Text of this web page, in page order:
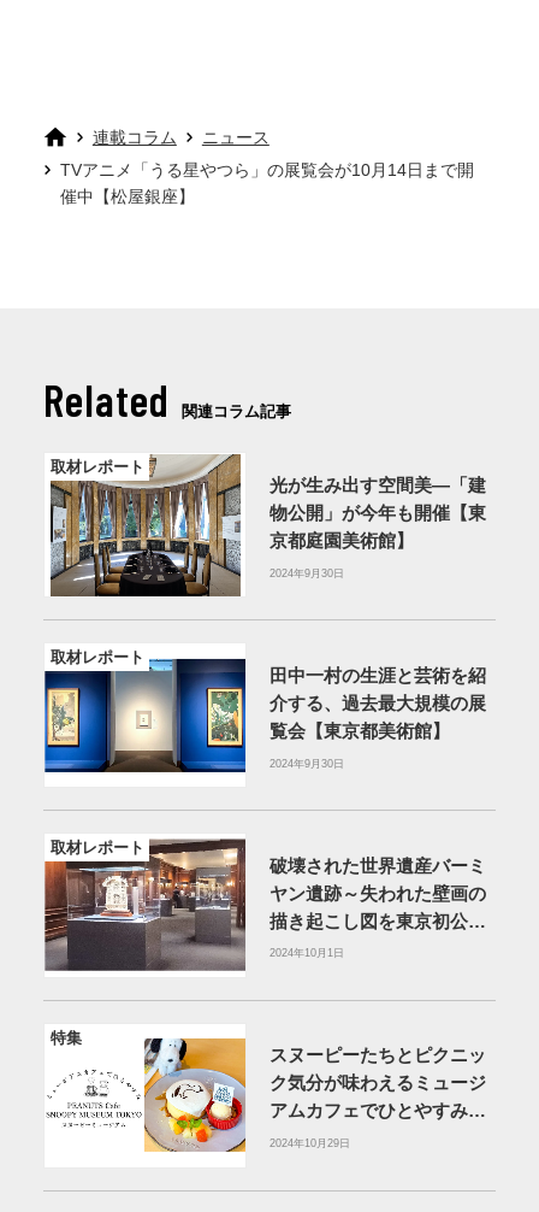
連載コラム
ニュース
TVアニメ「うる星やつら」の展覧会が10月14日まで開
催中【松屋銀座】
Related 関連コラム記事
取材レポート
光が生み出す空間美—「建
物公開」が今年も開催【東
京都庭園美術館】
2024年9月30日
取材レポート
田中一村の生涯と芸術を紹
介する、過去最大規模の展
覧会【東京都美術館】
2024年9月30日
取材レポート
破壊された世界遺産バーミ
ヤン遺跡～失われた壁画の
描き起こし図を東京初公開
【三井記念美術館】
2024年10月1日
特集
スヌーピーたちとピクニッ
ク気分が味わえるミュージ
アムカフェでひとやすみ
【スヌーピーミュージア
2024年10月29日